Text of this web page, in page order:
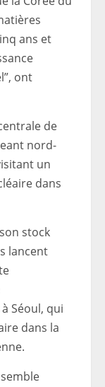
ans et
ont
de
nord-
un
dans
stock
lancent
Séoul, qui
dans la